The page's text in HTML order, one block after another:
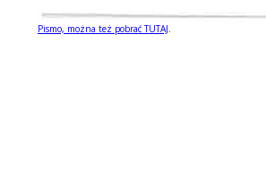
Pismo, można też pobrać TUTAJ